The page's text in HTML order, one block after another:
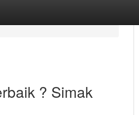
? Simak